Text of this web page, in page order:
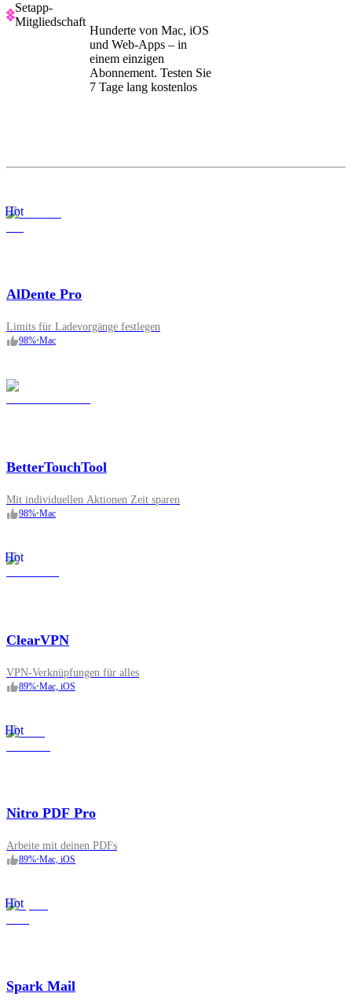
Setapp-
Mitgliedschaft
Hunderte von Mac, iOS
und Web-Apps – in
einem einzigen
Abonnement. Testen Sie
7 Tage lang kostenlos
Hot
AlDente Pro
Limits für Ladevorgänge festlegen
98%•Mac
BetterTouchTool
Mit individuellen Aktionen Zeit sparen
98%•Mac
Hot
ClearVPN
VPN-Verknüpfungen für alles
89%•Mac, iOS
Hot
Nitro PDF Pro
Arbeite mit deinen PDFs
89%•Mac, iOS
Hot
Spark Mail